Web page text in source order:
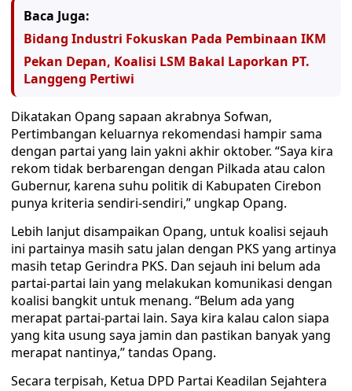
Baca Juga:
Bidang Industri Fokuskan Pada Pembinaan IKM
Pekan Depan, Koalisi LSM Bakal Laporkan PT.
Langgeng Pertiwi
Dikatakan Opang sapaan akrabnya Sofwan,
Pertimbangan keluarnya rekomendasi hampir sama
dengan partai yang lain yakni akhir oktober. “Saya kira
rekom tidak berbarengan dengan Pilkada atau calon
Gubernur, karena suhu politik di Kabupaten Cirebon
punya kriteria sendiri-sendiri,” ungkap Opang.
Lebih lanjut disampaikan Opang, untuk koalisi sejauh
ini partainya masih satu jalan dengan PKS yang artinya
masih tetap Gerindra PKS. Dan sejauh ini belum ada
partai-partai lain yang melakukan komunikasi dengan
koalisi bangkit untuk menang. “Belum ada yang
merapat partai-partai lain. Saya kira kalau calon siapa
yang kita usung saya jamin dan pastikan banyak yang
merapat nantinya,” tandas Opang.
Secara terpisah, Ketua DPD Partai Keadilan Sejahtera